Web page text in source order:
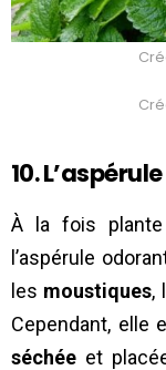
10.
À la fois plante
l’aspérule
les moustiques,
Cependant, elle
séchée et